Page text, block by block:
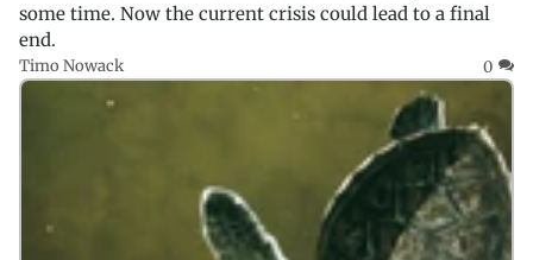
some time. Now the current crisis could lead to a final
end.
Timo Nowack 0